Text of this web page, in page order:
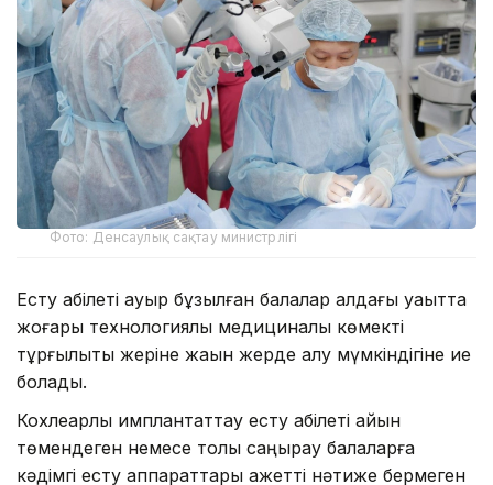
Фото: Денсаулық сақтау министрлігі
Есту қабілеті ауыр бұзылған балалар алдағы уақытта
жоғары технологиялық медициналық көмекті
тұрғылықты жеріне жақын жерде алу мүмкіндігіне ие
болады.
Кохлеарлық имплантаттау есту қабілеті айқын
төмендеген немесе толық саңырау балаларға
кәдімгі есту аппараттары қажетті нәтиже бермеген